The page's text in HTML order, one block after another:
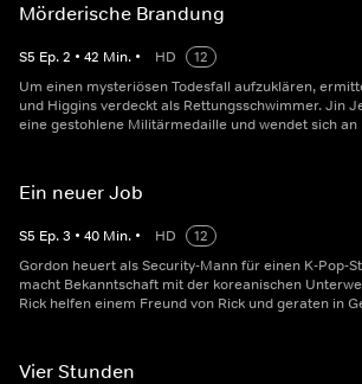
Mörderische Brandung
S5 Ep.2 • 42 Min. • HD
12
Um einen mysteriösen Todesfall aufzuklären,
und Higgins verdeckt als Rettungsschwimmer. Jin
eine gestohlene Militärmedaille und wendet sich an
Ein neuer Job
S5 Ep.3 • 40 Min. • HD
12
Gordon heuert als Security-Mann für einen K-Pop-
macht Bekanntschaft mit der koreanischen
Rick helfen einem Freund von Rick und geraten in
Vier Stunden